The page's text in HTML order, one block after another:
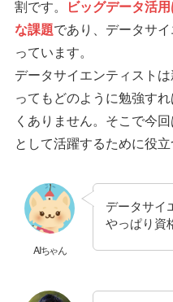
割です。
ビッグデータ活
な課題であり、データサ
っています。
データサイエンティスト
ってもどのように勉強す
くありません。そこで今
として活躍するために役
AIちゃん
データサイ
やっぱり資